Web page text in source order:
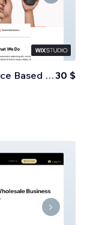
Handyman, Electrician or Service Based Business30 $